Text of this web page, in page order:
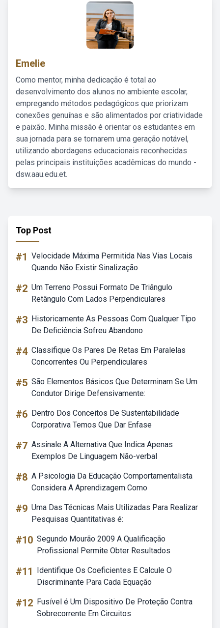
Emelie
Como mentor, minha dedicação é total ao
desenvolvimento dos alunos no ambiente escolar,
empregando métodos pedagógicos que priorizam
conexões genuínas e são alimentados por criatividade
e paixão. Minha missão é orientar os estudantes em
sua jornada para se tornarem uma geração notável,
utilizando abordagens educacionais reconhecidas
pelas principais instituições acadêmicas do mundo -
dsw.aau.edu.et.
Top Post
#1 Velocidade Máxima Permitida Nas Vias Locais
Quando Não Existir Sinalização
#2 Um Terreno Possui Formato De Triângulo
Retângulo Com Lados Perpendiculares
#3 Historicamente As Pessoas Com Qualquer Tipo
De Deficiência Sofreu Abandono
#4 Classifique Os Pares De Retas Em Paralelas
Concorrentes Ou Perpendiculares
#5 São Elementos Básicos Que Determinam Se Um
Condutor Dirige Defensivamente:
#6 Dentro Dos Conceitos De Sustentabilidade
Corporativa Temos Que Dar Enfase
#7 Assinale A Alternativa Que Indica Apenas
Exemplos De Linguagem Não-verbal
#8 A Psicologia Da Educação Comportamentalista
Considera A Aprendizagem Como
#9 Uma Das Técnicas Mais Utilizadas Para Realizar
Pesquisas Quantitativas é:
#10 Segundo Mourão 2009 A Qualificação
Profissional Permite Obter Resultados
#11
Identifique Os Coeficientes E Calcule O
Discriminante Para Cada Equação
#12 Fusível é Um Dispositivo De Proteção Contra
Sobrecorrente Em Circuitos